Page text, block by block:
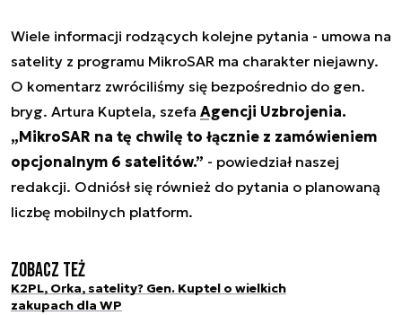
Wiele informacji rodzących kolejne pytania - umowa na
satelity z programu MikroSAR ma charakter niejawny.
O komentarz zwróciliśmy się bezpośrednio do gen.
bryg. Artura Kuptela, szefa Agencji Uzbrojenia.
„MikroSAR na tę chwilę to łącznie z zamówieniem
opcjonalnym 6 satelitów.” - powiedział naszej
redakcji. Odniósł się również do pytania o planowaną
liczbę mobilnych platform.
Zobacz też
K2PL, Orka, satelity? Gen. Kuptel o wielkich
zakupach dla WP